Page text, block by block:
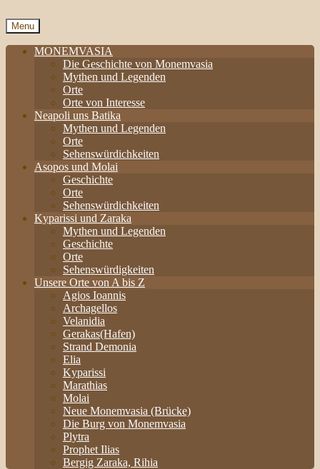
Menu
MONEMVASIA
Die Geschichte von Monemvasia
Mythen und Legenden
Orte
Orte von Interesse
Neapoli uns Batika
Mythen und Legenden
Orte
Sehenswürdichkeiten
Asopos und Molai
Geschichte
Orte
Sehenswürdichkeiten
Kyparissi und Zaraka
Mythen und Legenden
Geschichte
Orte
Sehenswürdigkeiten
Unsere Orte von A bis Z
Agios Ioannis
Archagellos
Velanidia
Gerakas(Hafen)
Strand Demonia
Elia
Kyparissi
Marathias
Molai
Neue Monemvasia (Brücke)
Die Burg von Monemvasia
Plytra
Prophet Ilias
Bergig Zaraka, Rihia